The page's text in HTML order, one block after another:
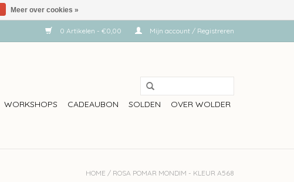
0 Artikelen - €0,00 Mijn account / Registreren
WORKSHOPS CADEAUBON SOLDEN OVER WOLDER
HOME / ROSA POMAR MONDIM - KLEUR A568
Meer over cookies »